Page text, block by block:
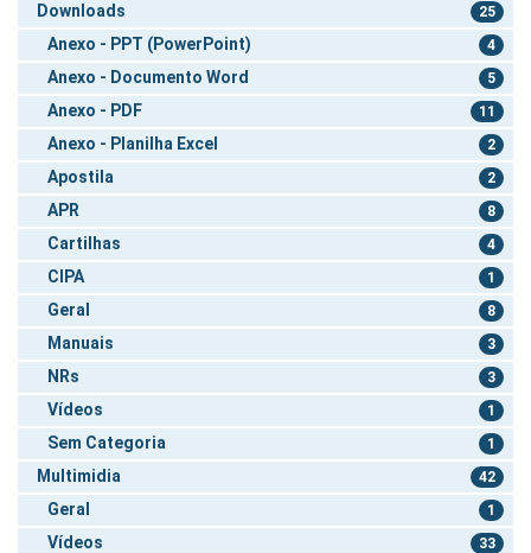
Downloads 25
Anexo - PPT (PowerPoint) 4
Anexo - Documento Word 5
Anexo - PDF 11
Anexo - Planilha Excel 2
Apostila 2
APR 8
Cartilhas 4
CIPA 1
Geral 8
Manuais 3
NRs 3
Vídeos 1
Sem Categoria 1
Multimidia 42
Geral 1
Vídeos 33